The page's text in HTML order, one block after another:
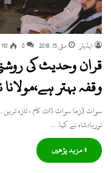
ایڈیٹر مئی 15, 2018 0
110
قران وحدیث کی
وقفہ بہتر ہے،مولانا
نوربادشاہ نے کہا…
» مزید پڑھیں